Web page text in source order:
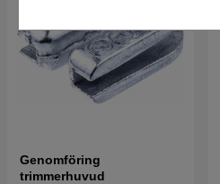
Genomföring
trimmerhuvud